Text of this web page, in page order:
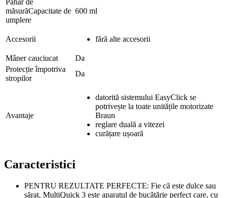
măsurăCapacitate de
umplere
600 ml
Accesorii fără alte accesorii
Mâner cauciucat
Da
Protecție împotriva
stropilor
Da
Avantaje
datorită sistemului EasyClick se
potrivește la toate unitățile motorizate
Braun
reglare duală a vitezei
curățare ușoară
Caracteristici
PENTRU REZULTATE PERFECTE: Fie că este dulce sau
sărat, MultiQuick 3 este aparatul de bucătărie perfect care, cu